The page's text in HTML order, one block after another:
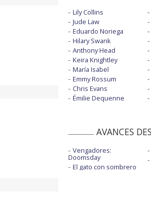
Lily Collins
Jude Law
Eduardo Noriega
Hilary Swank
Anthony Head
Keira Knightley
María Isabel
Emmy Rossum
Chris Evans
Émilie Dequenne
AVANCES
Vengadores:
Doomsday
El gato con sombrero